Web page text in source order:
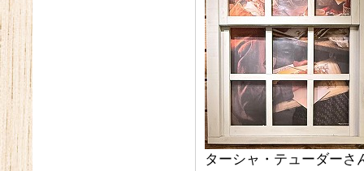
ターシャ・テューダーさ